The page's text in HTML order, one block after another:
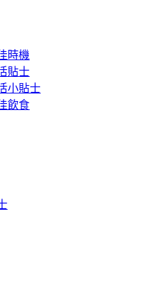
時機
貼士
小貼士
飲食